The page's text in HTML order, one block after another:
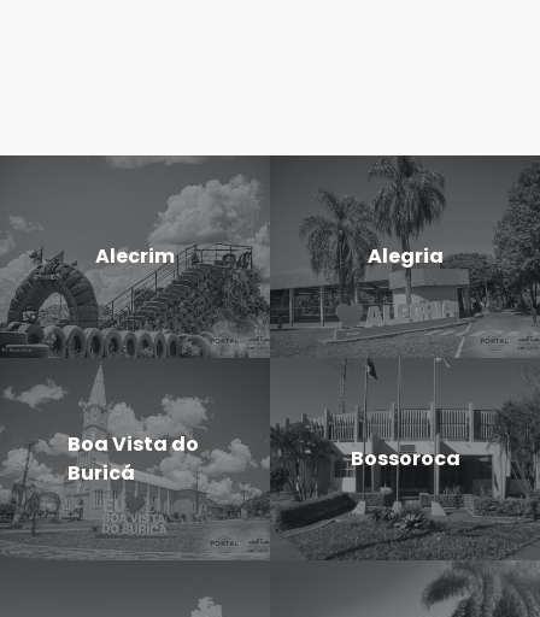
Alecrim Alegria
Boa Vista do
Buricá
Bossoroca